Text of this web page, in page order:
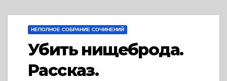
НЕПОЛНОЕ СОБРАНИЕ СОЧИНЕНИЙ
Убить нищеброда.
Рассказ.